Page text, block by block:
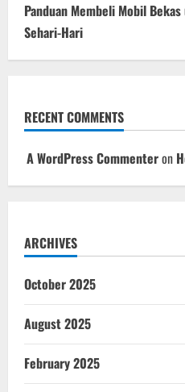
Panduan Membeli Mobil
Sehari-Hari
RECENT COMMENTS
A WordPress Commenteron
ARCHIVES
October 2025
August 2025
February 2025